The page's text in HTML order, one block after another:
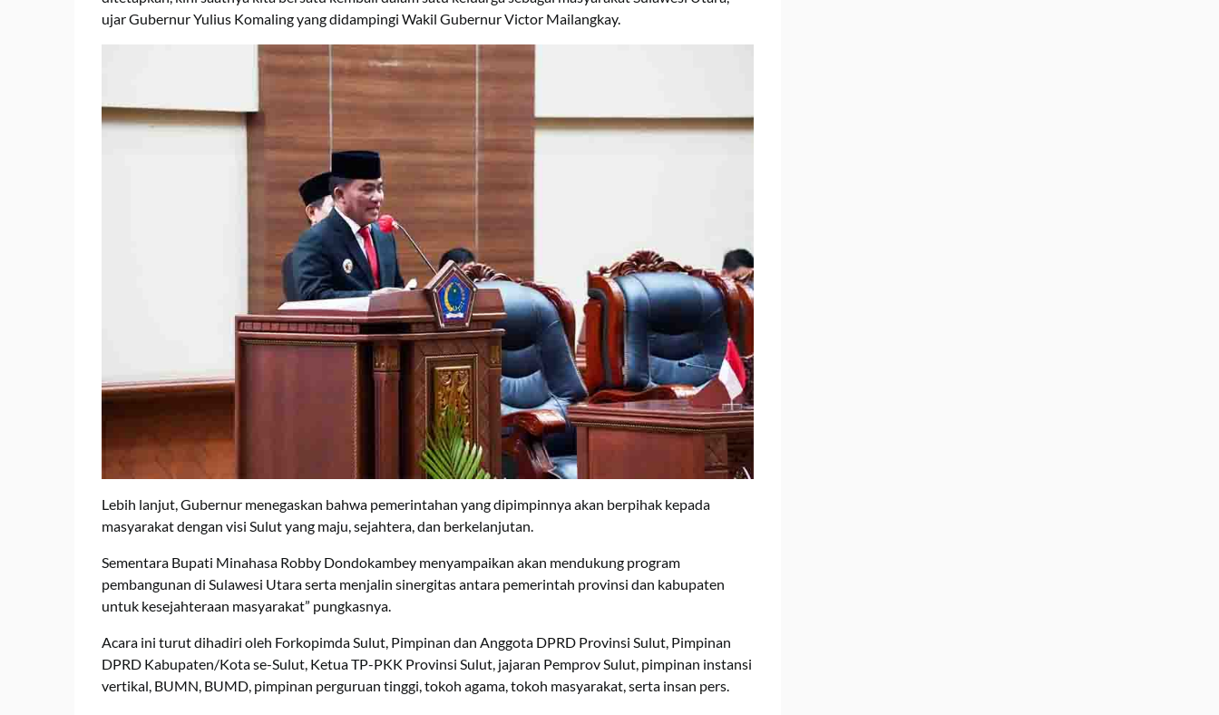
ujar Gubernur Yulius Komaling yang didampingi Wakil Gubernur Victor Mailangkay.
Lebih lanjut, Gubernur menegaskan bahwa pemerintahan yang dipimpinnya akan berpihak kepada
masyarakat dengan visi Sulut yang maju, sejahtera, dan berkelanjutan.
Sementara Bupati Minahasa Robby Dondokambey menyampaikan akan mendukung program
pembangunan di Sulawesi Utara serta menjalin sinergitas antara pemerintah provinsi dan kabupaten
untuk kesejahteraan masyarakat” pungkasnya.
Acara ini turut dihadiri oleh Forkopimda Sulut, Pimpinan dan Anggota DPRD Provinsi Sulut, Pimpinan
DPRD Kabupaten/Kota se-Sulut, Ketua TP-PKK Provinsi Sulut, jajaran Pemprov Sulut, pimpinan instansi
vertikal, BUMN, BUMD, pimpinan perguruan tinggi, tokoh agama, tokoh masyarakat, serta insan pers.